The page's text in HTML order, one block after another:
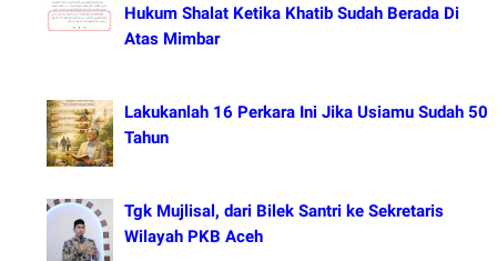
Hukum Shalat Ketika Khatib Sudah Berada Di
Atas Mimbar
Lakukanlah 16 Perkara Ini Jika Usiamu Sudah 50
Tahun
Tgk Mujlisal, dari Bilek Santri ke Sekretaris
Wilayah PKB Aceh